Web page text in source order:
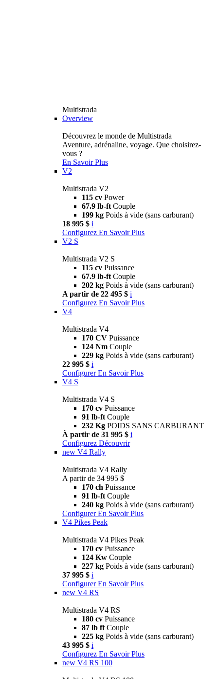
Multistrada
Overview
Découvrez le monde de Multistrada
Aventure, adrénaline, voyage. Que choisirez-
vous ?
En Savoir Plus
V2
Multistrada V2
115 cv Power
67.9 lb-ft Couple
199 kg Poids à vide (sans carburant)
18 995 $ i
Configurez En Savoir Plus
V2 S
Multistrada V2 S
115 cv Puissance
67.9 lb-ft Couple
202 kg Poids à vide (sans carburant)
A partir de 22 495 $ i
Configurez En Savoir Plus
V4
Multistrada V4
170 CV Puissance
124 Nm Couple
229 kg Poids à vide (sans carburant)
22 995 $ i
Configurer En Savoir Plus
V4 S
Multistrada V4 S
170 cv Puissance
91 lb-ft Couple
232 Kg POIDS SANS CARBURANT
À partir de 31 995 $ i
Configurez Découvrir
new V4 Rally
Multistrada V4 Rally
A partir de 34 995 $
170 ch Puissance
91 lb-ft Couple
240 kg Poids à vide (sans carburant)
Configurer En Savoir Plus
V4 Pikes Peak
Multistrada V4 Pikes Peak
170 cv Puissance
124 Kw Couple
227 kg Poids à vide (sans carburant)
37 995 $ i
Configurer En Savoir Plus
new V4 RS
Multistrada V4 RS
180 cv Puissance
87 lb ft Couple
225 kg Poids à vide (sans carburant)
43 995 $ i
Configurez En Savoir Plus
new V4 RS 100